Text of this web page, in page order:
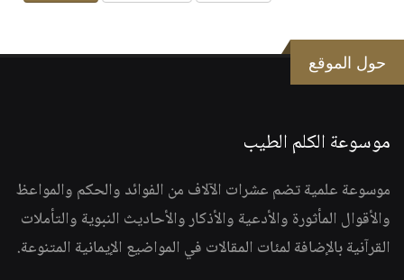
حول الموقع
موسوعة الكلم الطيب
موسوعة علمية تضم عشرات الآلاف من الفوائد والحكم والمواعظ
والأقوال المأثورة والأدعية والأذكار والأحاديث النبوية والتأملات
القرآنية بالإضافة لمئات المقالات في المواضيع الإيمانية المتنوعة.